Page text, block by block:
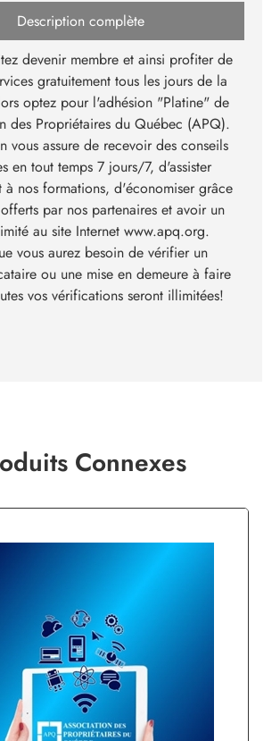
Description complète
devenir membre et ainsi profiter de
gratuitement tous les jours de la
optez pour l'adhésion "Platine" de
des Propriétaires du Québec (APQ).
vous assure de recevoir des conseils
en tout temps 7 jours/7, d'assister
à nos formations, d'économiser grâce
par nos partenaires et avoir un
au site Internet www.apq.org.
vous aurez besoin de vérifier un
ou une mise en demeure à faire
vos vérifications seront illimitées!
Connexes